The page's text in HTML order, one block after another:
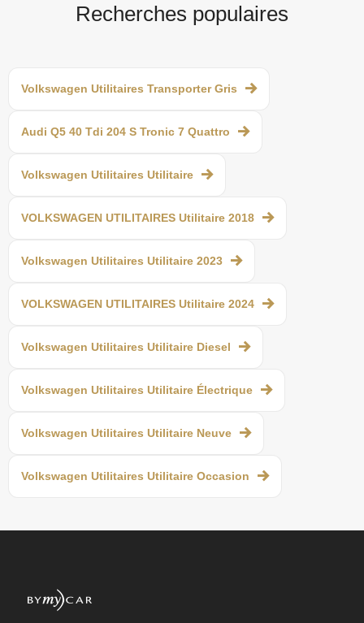
Recherches populaires
Volkswagen Utilitaires Transporter Gris
Audi Q5 40 Tdi 204 S Tronic 7 Quattro
Volkswagen Utilitaires Utilitaire
VOLKSWAGEN UTILITAIRES Utilitaire 2018
Volkswagen Utilitaires Utilitaire 2023
VOLKSWAGEN UTILITAIRES Utilitaire 2024
Volkswagen Utilitaires Utilitaire Diesel
Volkswagen Utilitaires Utilitaire Électrique
Volkswagen Utilitaires Utilitaire Neuve
Volkswagen Utilitaires Utilitaire Occasion